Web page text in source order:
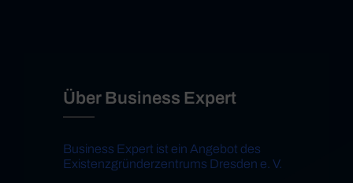
Über Business Expert
Business Expert ist ein Angebot des
Existenzgründerzentrums Dresden e. V.